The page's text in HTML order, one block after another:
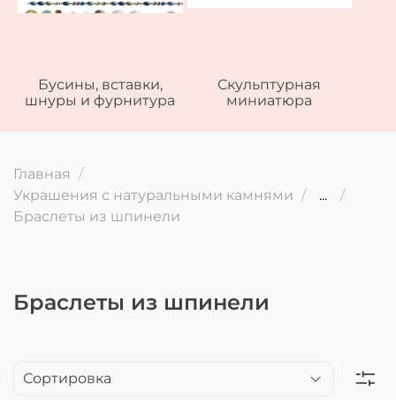
Бусины, вставки,
шнуры и фурнитура
Скульптурная
миниатюра
Главная
Украшения с натуральными камнями
...
Браслеты из шпинели
Браслеты из шпинели